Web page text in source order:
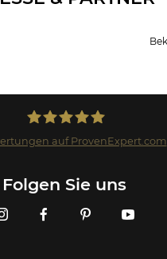
auf ProvenExpert.com
Folgen Sie uns